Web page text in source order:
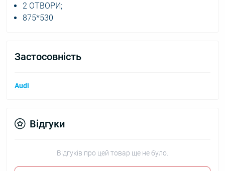
2 ОТВОРИ;
875*530
Застосовність
Audi
Відгуки
Відгуків про цей товар ще не було.